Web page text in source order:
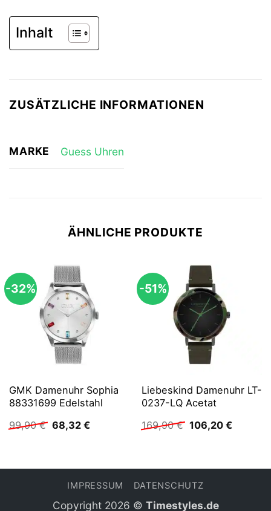
Inhalt
ZUSÄTZLICHE INFORMATIONEN
MARKE Guess Uhren
ÄHNLICHE PRODUKTE
-32%
GMK Damenuhr Sophia
88331699 Edelstahl
99,90€ Ursprünglicher
Preis
68,32 €Aktueller
-51%
Liebeskind Damenuhr LT-
0237-LQ Acetat
169,90€ Ursprünglicher
Preis
106,20 €
IMPRESSUM DATENSCHUTZ
Copyright 2026 © Timestyles.de